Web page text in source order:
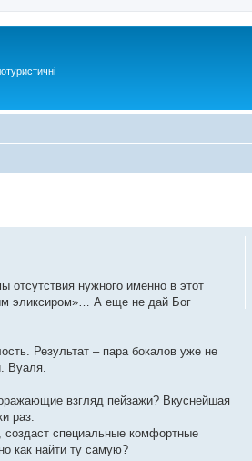
отсутствия нужного именно в этот
эликсиром»… А еще не дай Бог
Результат – пара бокалов уже не
Вуаля.
взгляд пейзажи? Вкуснейшая
раз.
специальные комфортные
как найти ту самую?